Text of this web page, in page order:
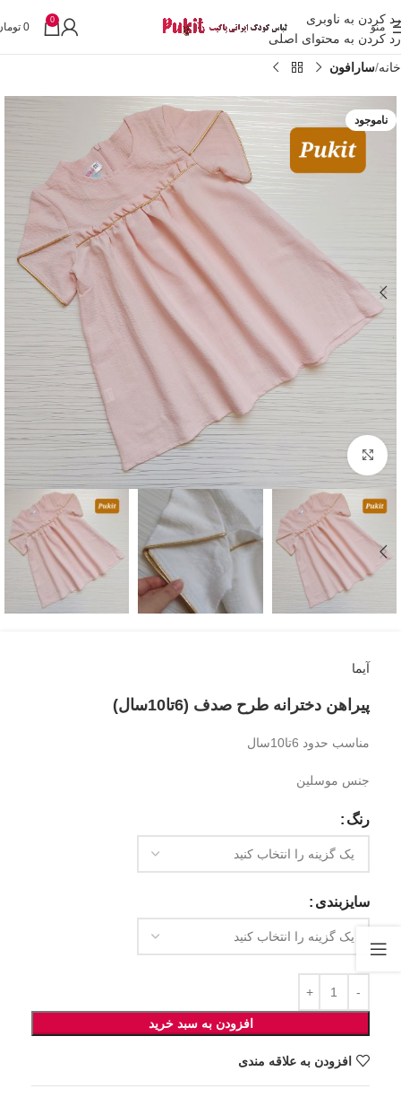
رد کردن به ناوبری
رد کردن به محتوای اصلی
منو
0
0
خانه سارافون
ناموجود
بزرگنمایی تصویر
آیما
پیراهن دخترانه طرح صدف (6تا10سال)
مناسب حدود 6تا10سال
جنس موسلین
رنگ
سایزبندی
افزودن به سبد خرید
افزودن به علاقه مندی